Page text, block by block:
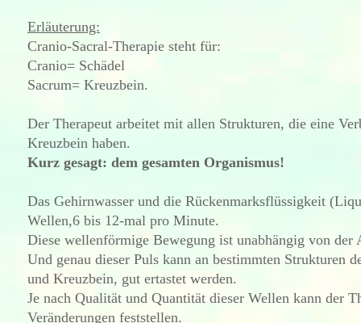
Erläuterung:
Cranio-Sacral-Therapie steht für:
Cranio= Schädel
Sacrum= Kreuzbein.
Der Therapeut arbeitet mit allen Strukturen, die eine
Kreuzbein haben.
Kurz gesagt: dem gesamten Organismus!
Das Gehirnwasser und die Rückenmarksflüssigkeit
Wellen,6 bis 12-mal pro Minute.
Diese wellenförmige Bewegung ist unabhängig von der
Und genau dieser Puls kann an bestimmten Strukturen
und Kreuzbein, gut ertastet werden.
Je nach Qualität und Quantität dieser Wellen kann der
Veränderungen feststellen.